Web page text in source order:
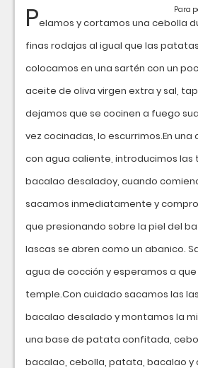
Pelamos y cortamos una cebolla
finas rodajas al igual que las
colocamos en una sartén con un
aceite de oliva virgen extra y sal,
dejamos que se cocinen a fuego
vez cocinadas, lo escurrimos.En una
con agua caliente, introducimos las
bacalao desaladoy, cuando
sacamos inmediatamente y
que presionando sobre la piel del
lascas se abren como un abanico.
agua de cocción y esperamos a que
temple.Con cuidado sacamos las
bacalao desalado y montamos la
una base de patata confitada,
bacalao, cebolla, patata, bacalao y
Para